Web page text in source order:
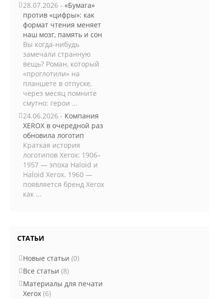
28.07.2026 - «Бумага»
против «цифры»: как
формат чтения меняет
наш мозг, память и сон
Вы когда-нибудь
замечали странную
вещь? Роман, который
«проглотили» на
планшете в отпуске,
через месяц помните
смутно: герои ...
24.06.2026 - Компания
XEROX в очередной раз
обновила логотип
Краткая история
логотипов Xerox: 1906–
1957 — эпоха Haloid и
Haloid Xerox. 1960 —
появляется бренд Xerox
как ...
СТАТЬИ
Новые статьи (0)
Все статьи (8)
Материалы для печати
Xerox (6)